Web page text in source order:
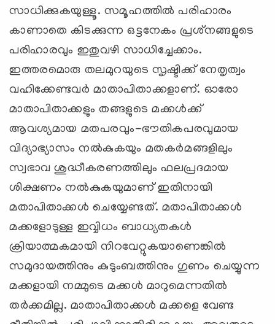
സാധിക്കുകയുള്ളൂ. സമൂഹത്തില്‍ പരിഹാരം
കാണാതെ കിടക്കുന്ന ഒട്ടനേകം പ്രശ്‌നങ്ങളുടെ
പരിഹാരവും ഇതുവഴി സാധിച്ചേക്കാം.
ഇത്തരമൊരു തലമുറയുടെ സൃഷ്ടിക്ക് നേതൃത്വം
വഹിക്കേണ്ടവര്‍ മാതാപിതാക്കളാണ്. ഓരോ
മാതാപിതാക്കളും തങ്ങളുടെ മക്കള്‍ക്ക്
ആവശ്യമായ മതപരവും-ഭൗതികപരവുമായ
വിദ്യാഭ്യാസം നല്‍കുകയും മതകര്‍മങ്ങളിലും
സ്വഭാവ ശുദ്ധീകരണത്തിലും ഫലപ്രദമായ
ശിക്ഷണം നല്‍കുകയുമാണ് ഇതിനായി
മതാപിതാക്കള്‍ ചെയ്യേണ്ടത്. മതാപിതാക്കള്‍
മക്കളോടുള്ള ഇവ്വിധം ബാധ്യതകള്‍
ക്രിയാത്മകമായി നിറവേറ്റുകയാണെങ്കില്‍
സമുദായത്തിനും കുടുംബത്തിനും ഗുണം ചെയ്യുന്ന
മക്കളായി നമ്മുടെ മക്കള്‍ മാറുമെന്നതില്‍
തര്‍ക്കമില്ല. മാതാപിതാക്കള്‍ മക്കളെ വേണ്ട